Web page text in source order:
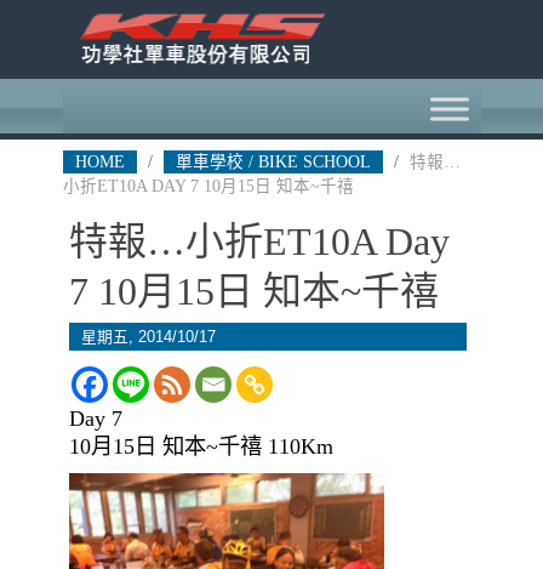
HOME / 單車學校 / BIKE SCHOOL /
特報…
小折ET10A DAY 7 10月15日 知本~千禧
特報…小折ET10A Day
7 10月15日 知本~千禧
星期五, 2014/10/17
Day 7
10月15日 知本~千禧 110Km